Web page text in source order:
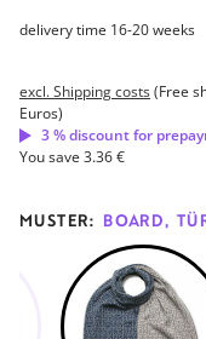
delivery time 16-20 weeks
excl. Shipping costs(Free
Euros)
3 % discount for
You save 3.36 €
MUSTER: BOARD,